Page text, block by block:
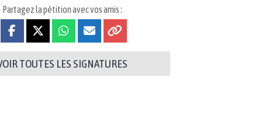
Partagez la pétition avec vos amis :
TOUTES LES SIGNATURES